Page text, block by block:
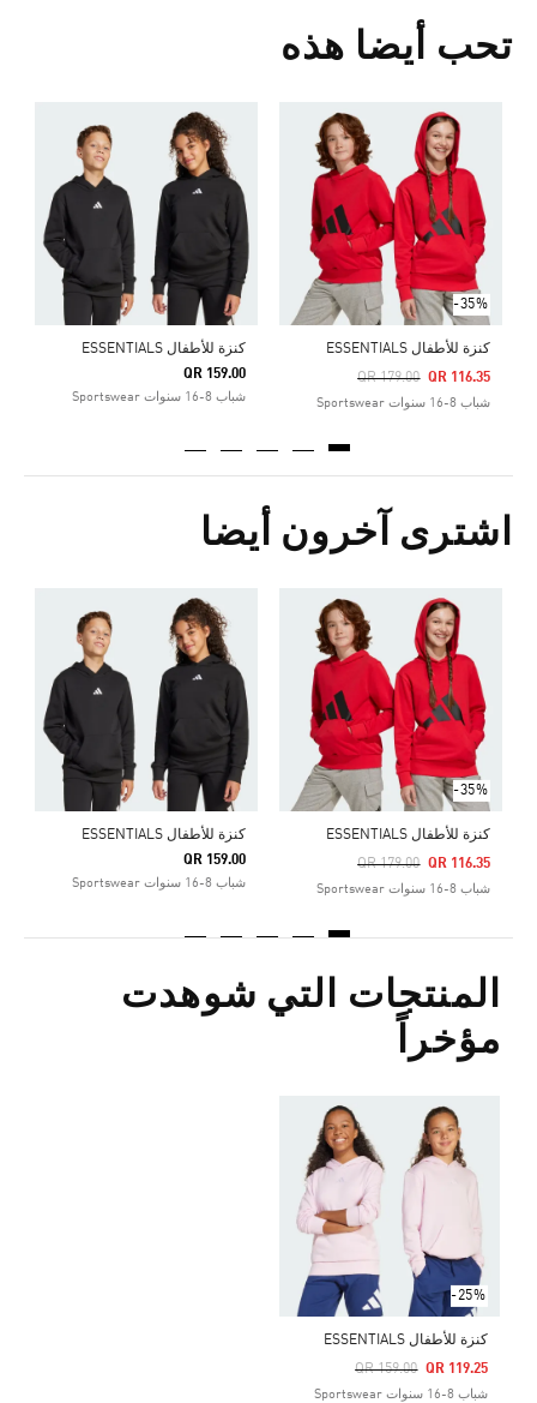
تحب أيضا هذه
-35%
كنزة للأطفال ESSENTIALS
QR 179.00 QR 116.35
شباب 8-16 سنوات Sportswear
كنزة للأطفال ESSENTIALS
QR 159.00
شباب 8-16 سنوات Sportswear
Price Reduced From
To
اشترى آخرون أيضا
-35%
كنزة للأطفال ESSENTIALS
Price Reduced From
QR 179.00
To QR 116.35
شباب 8-16 سنوات Sportswear
كنزة للأطفال ESSENTIALS
QR 159.00
شباب 8-16 سنوات Sportswear
Price Reduced From
To
المنتجات التي شوهدت
مؤخراً
-25%
كنزة للأطفال ESSENTIALS
Price Reduced From
QR 159.00
To QR 119.25
شباب 8-16 سنوات Sportswear